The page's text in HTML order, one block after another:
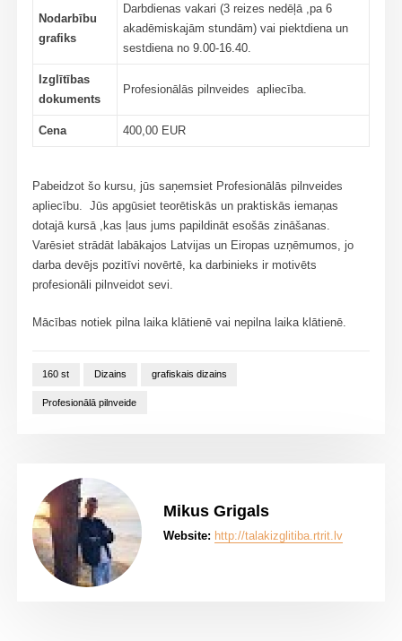
Nodarbību
grafiks
Darbdienas vakari (3 reizes nedēļā ,pa 6
akadēmiskajām stundām) vai piektdiena un
sestdiena no 9.00-16.40.
Izglītības
dokuments
Profesionālās pilnveides apliecība.
Cena 400,00 EUR
Pabeidzot šo kursu, jūs saņemsiet Profesionālās pilnveides
apliecību. Jūs apgūsiet teorētiskās un praktiskās iemaņas
dotajā kursā ,kas ļaus jums papildināt esošās zināšanas.
Varēsiet strādāt labākajos Latvijas un Eiropas uzņēmumos, jo
darba devējs pozitīvi novērtē, ka darbinieks ir motivēts
profesionāli pilnveidot sevi.
Mācības notiek pilna laika klātienē vai nepilna laika klātienē.
160 st Dizains grafiskais dizains
Profesionālā pilnveide
Mikus Grigals
Website: http://talakizglitiba.rtrit.lv